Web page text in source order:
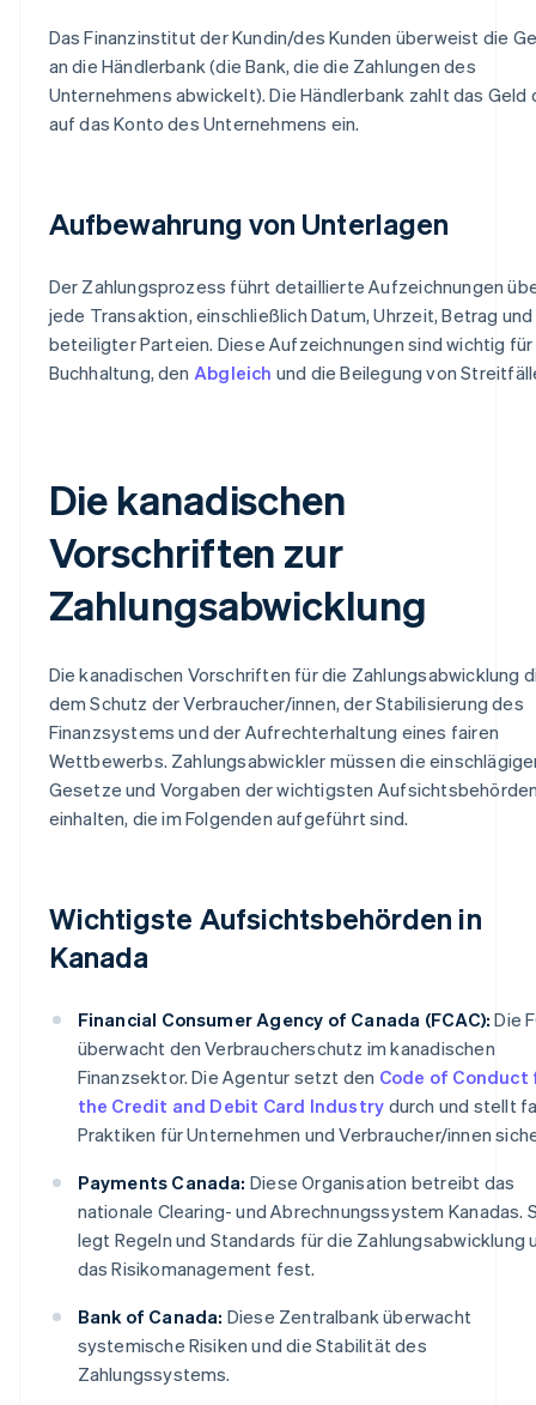
Das Finanzinstitut der Kundin/des Kunden überweist die
an die Händlerbank (die Bank, die die Zahlungen des
Unternehmens abwickelt). Die Händlerbank zahlt das Geld
auf das Konto des Unternehmens ein.
Aufbewahrung von Unterlagen
Der Zahlungsprozess führt detaillierte Aufzeichnungen
jede Transaktion, einschließlich Datum, Uhrzeit, Betrag und
beteiligter Parteien. Diese Aufzeichnungen sind wichtig
Buchhaltung, den Abgleich und die Beilegung von
Die kanadischen
Vorschriften zur
Zahlungsabwicklung
Die kanadischen Vorschriften für die Zahlungsabwicklung
dem Schutz der Verbraucher/innen, der Stabilisierung des
Finanzsystems und der Aufrechterhaltung eines fairen
Wettbewerbs. Zahlungsabwickler müssen die
Gesetze und Vorgaben der wichtigsten
einhalten, die im Folgenden aufgeführt sind.
Wichtigste Aufsichtsbehörden in
Kanada
Financial Consumer Agency of Canada (FCAC): Die
überwacht den Verbraucherschutz im kanadischen
Finanzsektor. Die Agentur setzt den Code of Conduct
the Credit and Debit Card Industry durch und stellt
Praktiken für Unternehmen und Verbraucher/innen
Payments Canada: Diese Organisation betreibt das
nationale Clearing- und Abrechnungssystem Kanadas.
legt Regeln und Standards für die Zahlungsabwicklung
das Risikomanagement fest.
Bank of Canada: Diese Zentralbank überwacht
systemische Risiken und die Stabilität des
Zahlungssystems.